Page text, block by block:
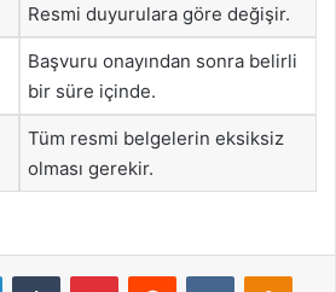
Resmi duyurulara göre değişir.
Başvuru onayından sonra belirli
bir süre içinde.
Tüm resmi belgelerin eksiksiz
olması gerekir.
LinkedInTumblr PinterestReddit VKontakte